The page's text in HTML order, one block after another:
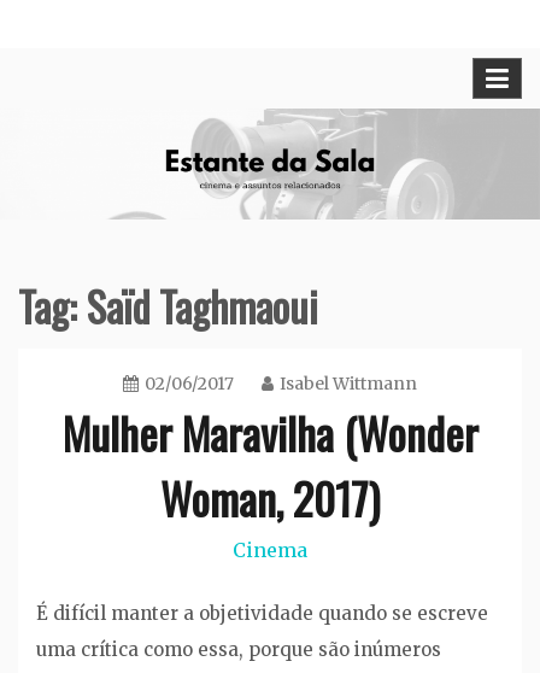
Tag:Saïd Taghmaoui
02/06/2017 Isabel Wittmann
Mulher Maravilha (Wonder
Woman, 2017)
Cinema
É difícil manter a objetividade quando se escreve
uma crítica como essa, porque são inúmeros